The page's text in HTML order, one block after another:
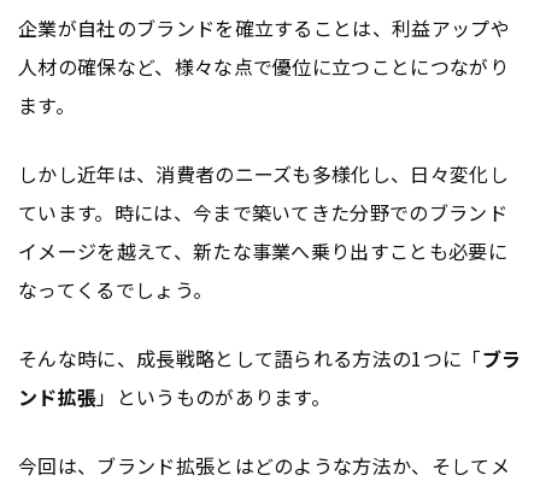
企業が自社のブランドを確立することは、利益アップや
人材の確保など、様々な点で優位に立つことにつながり
ます。
しかし近年は、消費者のニーズも多様化し、日々変化し
ています。時には、今まで築いてきた分野でのブランド
イメージを越えて、新たな事業へ乗り出すことも必要に
なってくるでしょう。
そんな時に、成長戦略として語られる方法の1つに「ブラ
ンド拡張」というものがあります。
今回は、ブランド拡張とはどのような方法か、そしてメ